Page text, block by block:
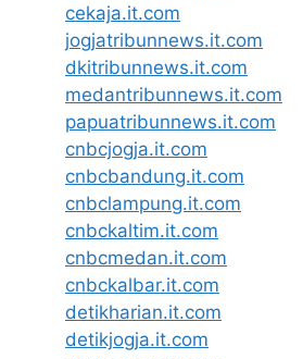
cekaja.it.com
jogjatribunnews.it.com
dkitribunnews.it.com
medantribunnews.it.com
papuatribunnews.it.com
cnbcjogja.it.com
cnbcbandung.it.com
cnbclampung.it.com
cnbckaltim.it.com
cnbcmedan.it.com
cnbckalbar.it.com
detikharian.it.com
detikjogja.it.com